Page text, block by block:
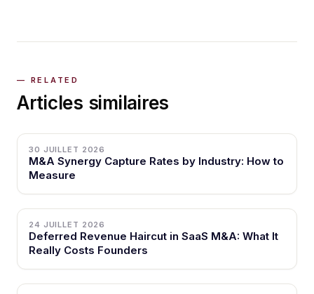
Articles similaires
30 JUILLET 2026
M&A Synergy Capture Rates by Industry: How to
Measure
24 JUILLET 2026
Deferred Revenue Haircut in SaaS M&A: What It
Really Costs Founders